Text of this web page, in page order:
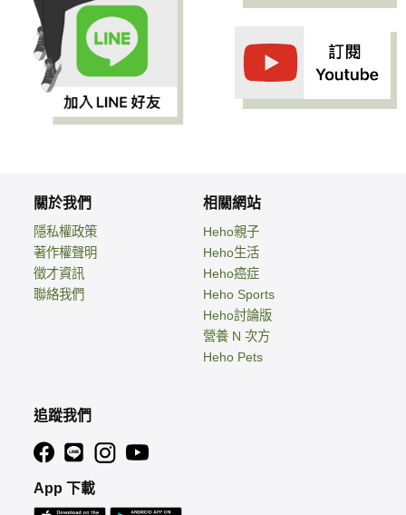
關於我們
隱私權政策
著作權聲明
徵才資訊
聯絡我們
相關網站
Heho親子
Heho生活
Heho癌症
Heho Sports
Heho討論版
營養 N 次方
Heho Pets
追蹤我們
App 下載